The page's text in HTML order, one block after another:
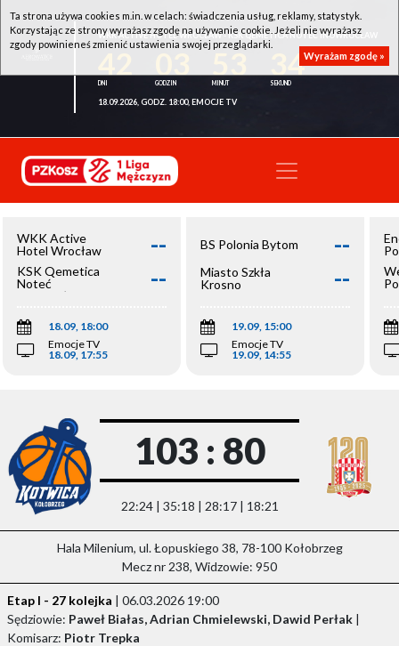
WKK ACTIVE HOTEL WROCŁAW - KSK QEMETICA NOTEĆ INOWROCŁAW
34
18.09.2026, GODZ. 18:00, EMOCJE TV
WKK Active
Hotel Wrocław
--
KSK Qemetica
Noteć
Inowrocław
--
18.09, 18:00
Emocje TV
18.09, 17:55
BS Polonia Bytom --
Miasto Szkła
Krosno
--
19.09, 15:00
Emocje TV
19.09, 14:55
103 : 80
22:24 | 35:18 | 28:17 | 18:21
Hala Milenium, ul. Łopuskiego 38, 78-100 Kołobrzeg
Mecz nr 238, Widzowie: 950
Etap I - 27 kolejka | 06.03.2026 19:00
Sędziowie: Paweł Białas, Adrian Chmielewski, Dawid Perłak |
Komisarz: Piotr Trepka
Ta strona używa cookies m.in. w celach: świadczenia usług, reklamy, statystyk.
Korzystając ze strony wyrażasz zgodę na używanie cookie. Jeżeli nie wyrażasz
zgody powinieneś zmienić ustawienia swojej przeglądarki.
Wyrażam zgodę »